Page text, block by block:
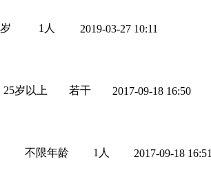
1人 2019-03-27 10:11
25岁以上 若干 2017-09-18 16:50
不限年龄 1人 2017-09-18 16:51